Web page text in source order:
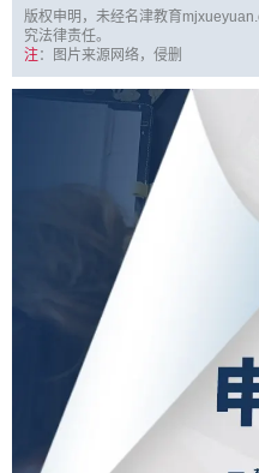
版权申明，未经名津教育
究法律责任。
注：图片来源网络，侵删